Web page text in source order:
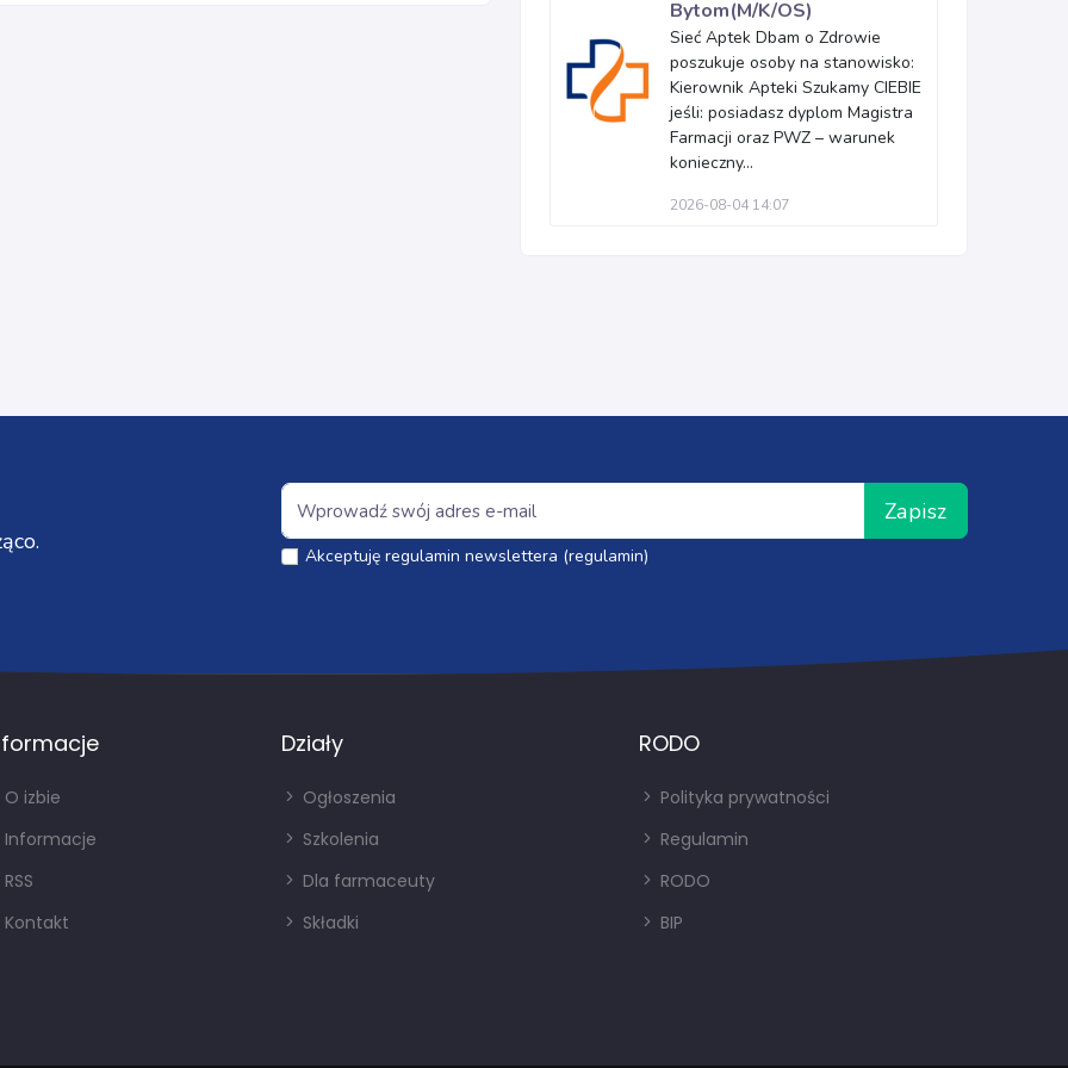
Bytom(M/K/OS)
Sieć Aptek Dbam o Zdrowie
poszukuje osoby na stanowisko:
Kierownik Apteki Szukamy CIEBIE
jeśli: posiadasz dyplom Magistra
Farmacji oraz PWZ – warunek
konieczny...
2026-08-04 14:07
Zapisz
Akceptuję regulamin newslettera (regulamin)
O izbie
Informacje
RSS
Kontakt
Działy
Ogłoszenia
Szkolenia
Dla farmaceuty
Składki
RODO
Polityka prywatności
Regulamin
RODO
BIP